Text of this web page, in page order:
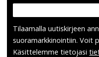
Tilaamalla uutis­kirjeen
suora­markkinointiin. Voit
Käsittelemme tietojasi